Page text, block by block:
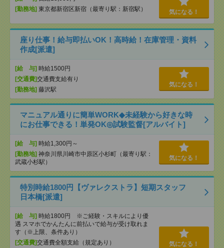
[勤務地] 東京都新宿区新宿（最寄り駅：新宿駅） 気になる！
座り仕事！給与即払いOK！高時給！在庫管理・資料
作成[派遣]
[給 与] 時給1500円
[交通費]交通費支給有り
[勤務地] 藤沢駅
気になる！
マニュアル通りに簡単WORK◆未経験から好きな時
にお仕事できる！単発OK◎試験監督[アルバイト]
[給 与] 時給1,300円～
[勤務地] 神奈川県川崎市中原区小杉町（最寄り駅：
武蔵小杉駅）
気になる！
特別時給1800円【ヴァレクストラ】短期スタッフ
日本橋[派遣]
[給 与] 時給1800円 ※ご経験・スキルにより優
遇 スマホでかんたんに前払いで給与が受け取れま
す（※上限、条件あり）
[交通費]交通費全額支給（規定あり）
気になる！